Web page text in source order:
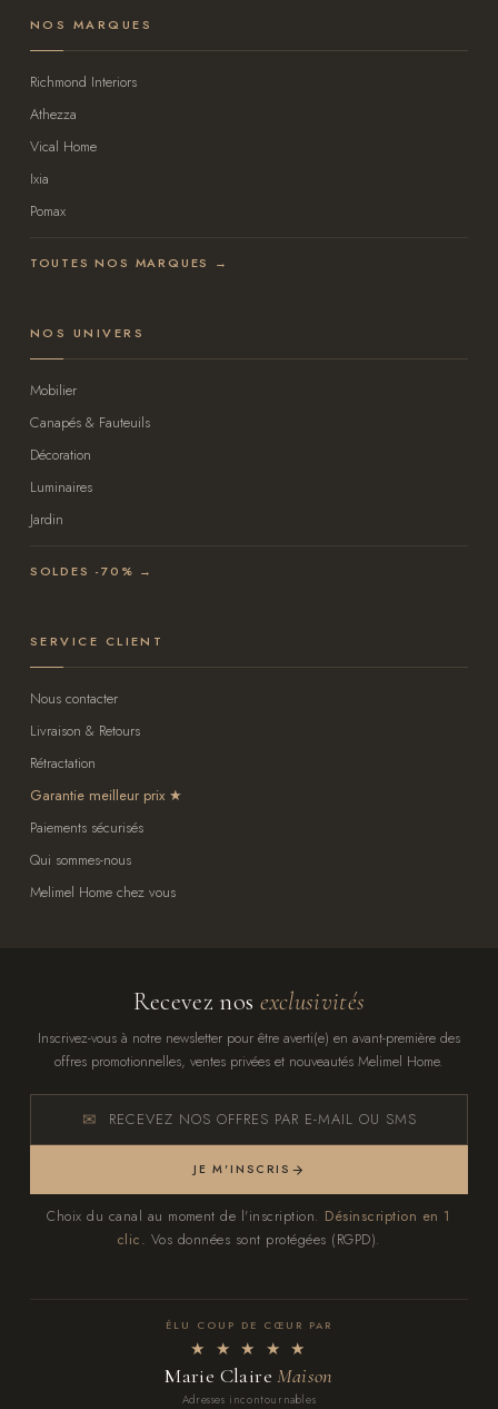
NOS MARQUES
Richmond Interiors
Athezza
Vical Home
Ixia
Pomax
TOUTES NOS MARQUES →
NOS UNIVERS
Mobilier
Canapés & Fauteuils
Décoration
Luminaires
Jardin
SOLDES -70% →
SERVICE CLIENT
Nous contacter
Livraison & Retours
Rétractation
Garantie meilleur prix
Paiements sécurisés
Qui sommes-nous
Melimel Home chez vous
Recevez nos exclusivités
Inscrivez-vous à notre newsletter pour être averti(e) en avant-première des
offres promotionnelles, ventes privées et nouveautés Melimel Home.
RECEVEZ NOS OFFRES PAR E-MAIL OU SMS
JE M'INSCRIS
Choix du canal au moment de l'inscription. Désinscription en 1
clic. Vos données sont protégées (RGPD).
ÉLU COUP DE CŒUR PAR
★ ★ ★ ★ ★
Marie ClaireMaison
Adresses incontournables